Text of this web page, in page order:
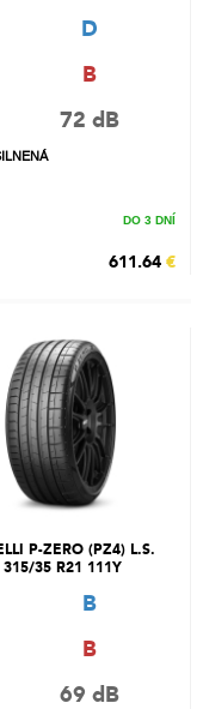
D
B
72 dB
DO 3 DNÍ
611.64 €
P-ZERO (PZ4) L.S.
315/35 R21 111Y
B
B
69 dB